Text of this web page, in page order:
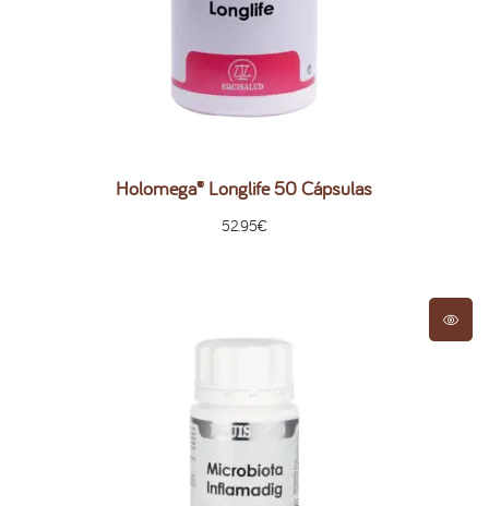
Holomega® Longlife 50 Cápsulas
52.95€